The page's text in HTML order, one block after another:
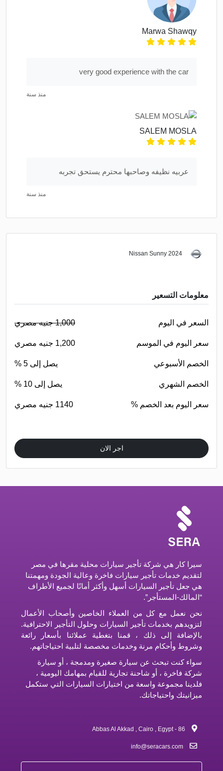
Marwa Shawqy
very good experience with the car
منذ سنة
SALEM MOSLA
عربيه نظيفه وصاحبها محترم يستحق تجربه
منذ سنة
معلومات التسعير
السعر في اليوم 1,000 جنيه مصري
سعر اليوم في الموسم 1,200 جنيه مصري
الخصم الأسبوعي يصل إلى 5 %
الخصم الشهري يصل إلى 10 %
سعر اليوم بعد الخصم % 1140 جنيه مصري
اجر الان
سيرا كار هي شركة تأجير سيارات محلية مقرها في مصر
لتقديم خدمات تأجير سيارات فاخرة وعالية الجودة ومهمتنا
هي جعل تأجير السيارات أسهل وأكثر أمانًا لجميع الأطراف
“المالك-المستأجر”.
نحن نعمل مع كل من العملاء الخاصين وأصحاب الأعمال
لتزويدهم بخدمات تأجير السيارات وحلول التأجير الاحترافية.
بالإضافة إلى ذلك ، قمنا بتغطية عملائنا بأسعار رائعة
وشروط وأحكام مرنة وخدمات مخصصة لتلبية احتياجاتهم.
سواء كنت تبحث عن سيارة صغيرة ومدمجة ، أو سيارة
شركة فاخرة ، أو شاحنة تجارية للقيام بمهامك اليومية ،
فلدينا مجموعة واسعة من اختيارات السيارات التي ستكمل
ميزانيتك واحتياجاتك.
info@seracars.com